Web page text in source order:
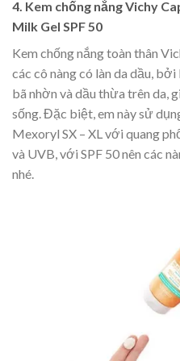
4. Kem chống nắng Vichy
Milk Gel SPF 50
Kem chống nắng toàn thân
các cô nàng có làn da dầu,
bã nhờn và dầu thừa trên da,
sống. Đặc biệt, em này sử
Mexoryl SX – XL với quang
và UVB, với SPF 50 nên các
nhé.